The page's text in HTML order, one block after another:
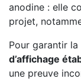
anodine : elle
projet,
Pour garantir
d’affichage
une preuve